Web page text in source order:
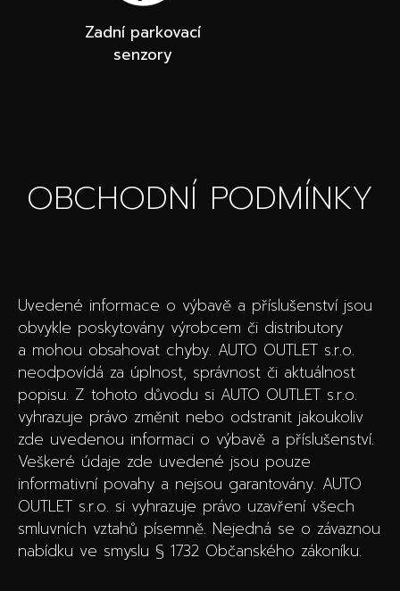
Zadní parkovací
senzory
OBCHODNÍ PODMÍNKY
Uvedené informace o výbavě a příslušenství jsou
obvykle poskytovány výrobcem či distributory
a mohou obsahovat chyby. AUTO OUTLET s.r.o.
neodpovídá za úplnost, správnost či aktuálnost
popisu. Z tohoto důvodu si AUTO OUTLET s.r.o.
vyhrazuje právo změnit nebo odstranit jakoukoliv
zde uvedenou informaci o výbavě a příslušenství.
Veškeré údaje zde uvedené jsou pouze
informativní povahy a nejsou garantovány. AUTO
OUTLET s.r.o. si vyhrazuje právo uzavření všech
smluvních vztahů písemně. Nejedná se o závaznou
nabídku ve smyslu § 1732 Občanského zákoníku.